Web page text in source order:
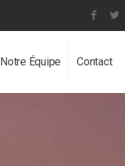
Notre Équipe Contact